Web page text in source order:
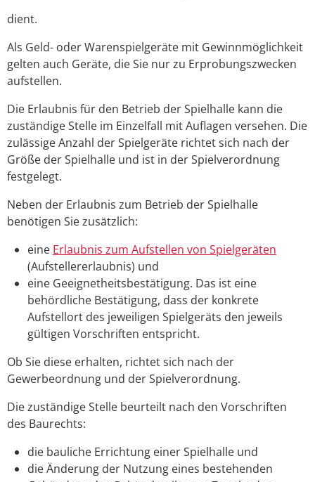
dient.
Als Geld- oder Warenspielgeräte mit Gewinnmöglichkeit
gelten auch Geräte, die Sie nur zu Erprobungszwecken
aufstellen.
Die Erlaubnis für den Betrieb der Spielhalle kann die
zuständige Stelle im Einzelfall mit Auflagen versehen. Die
zulässige Anzahl der Spielgeräte richtet sich nach der
Größe der Spielhalle und ist in der Spielverordnung
festgelegt.
Neben der Erlaubnis zum Betrieb der Spielhalle
benötigen Sie zusätzlich:
eine Erlaubnis zum Aufstellen von Spielgeräten
(Aufstellererlaubnis) und
eine Geeignetheitsbestätigung. Das ist eine
behördliche Bestätigung, dass der konkrete
Aufstellort des jeweiligen Spielgeräts den jeweils
gültigen Vorschriften entspricht.
Ob Sie diese erhalten, richtet sich nach der
Gewerbeordnung und der Spielverordnung.
Die zuständige Stelle beurteilt nach den Vorschriften
des Baurechts:
die bauliche Errichtung einer Spielhalle und
die Änderung der Nutzung eines bestehenden